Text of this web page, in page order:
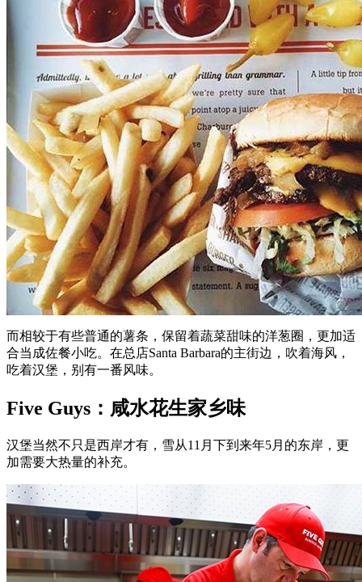
而相较于有些普通的薯条，保留着蔬菜甜味的洋葱圈，更加适
合当成佐餐小吃。在总店Santa Barbara的主街边，吹着海风，
吃着汉堡，别有一番风味。
Five Guys：咸水花生家乡味
汉堡当然不只是西岸才有，雪从11月下到来年5月的东岸，更
加需要大热量的补充。